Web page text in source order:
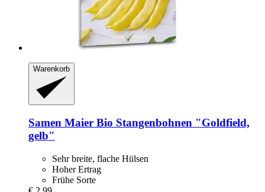
Warenkorb
Samen Maier Bio Stangenbohnen "Goldfield,
gelb"
Sehr breite, flache Hülsen
Hoher Ertrag
Frühe Sorte